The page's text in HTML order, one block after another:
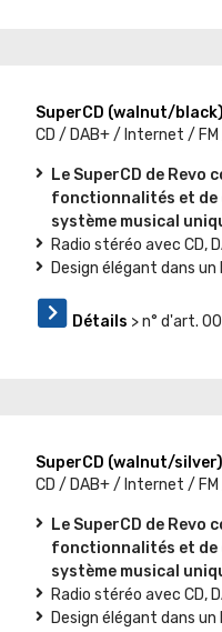
SuperCD (walnut/black)
CD / DAB+ / Internet /
Le SuperCD de Revo
fonctionnalités et de
système musical
Radio stéréo avec CD,
Design élégant dans
Détails > n° d'art.
SuperCD (walnut/silver)
CD / DAB+ / Internet /
Le SuperCD de Revo
fonctionnalités et de
système musical
Radio stéréo avec CD,
Design élégant dans